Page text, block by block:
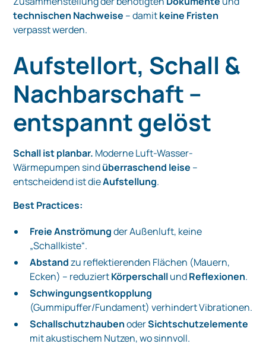
technischen Nachweise – damitkeine Fristen
verpasst werden.
Aufstellort, Schall &
Nachbarschaft –
entspannt gelöst
Schall ist planbar. Moderne Luft-Wasser-
Wärmepumpen sindüberraschend leise –
entscheidend ist dieAufstellung.
Best Practices:
Freie Anströmungder Außenluft, keine
„Schallkiste“.
Abstandzu reflektierenden Flächen (Mauern,
Ecken) – reduziertKörperschallundReflexionen.
Schwingungsentkopplung
(Gummipuffer/Fundament) verhindert Vibrationen.
SchallschutzhaubenoderSichtschutzelemente
mit akustischem Nutzen, wo sinnvoll.